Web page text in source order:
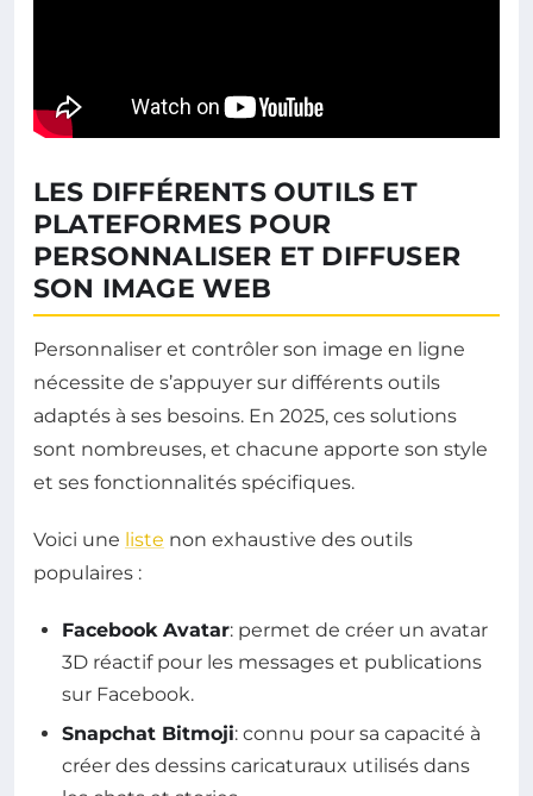
LES DIFFÉRENTS OUTILS ET
PLATEFORMES POUR
PERSONNALISER ET DIFFUSER
SON IMAGE WEB
Personnaliser et contrôler son image en ligne
nécessite de s’appuyer sur différents outils
adaptés à ses besoins. En 2025, ces solutions
sont nombreuses, et chacune apporte son style
et ses fonctionnalités spécifiques.
Voici une liste non exhaustive des outils
populaires :
Facebook Avatar: permet de créer un avatar
3D réactif pour les messages et publications
sur Facebook.
Snapchat Bitmoji: connu pour sa capacité à
créer des dessins caricaturaux utilisés dans